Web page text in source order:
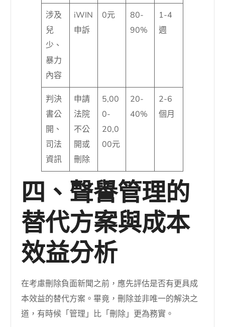
涉及
兒
少、
暴力
內容
iWIN
申訴
0元
80-
90%
1-4
週
判決
書公
開、
司法
資訊
申請
法院
不公
開或
刪除
5,00
0-
20,0
00元
20-
40%
2-6
個月
四、聲譽管理的
替代方案與成本
效益分析
在考慮刪除負面新聞之前，應先評估是否有更具成
本效益的替代方案。畢竟，刪除並非唯一的解決之
道，有時候「管理」比「刪除」更為務實。